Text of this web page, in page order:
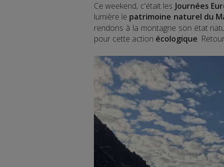
Ce weekend, c'était les Journées
lumière le patrimoine naturel du
rendons à la montagne son état
pour cette action écologique.